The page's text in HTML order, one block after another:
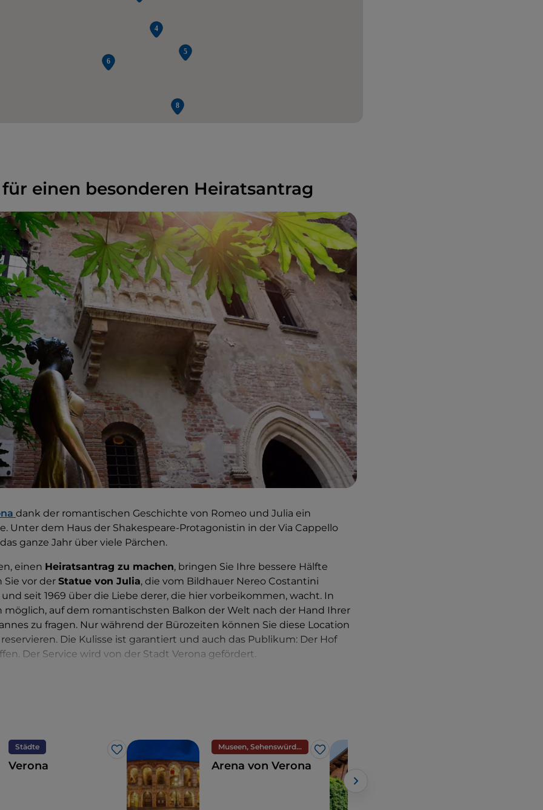
einen besonderen Heiratsantrag
dank der romantischen Geschichte von Romeo und Julia ein
Unter dem Haus der Shakespeare-Protagonistin in der Via Cappello
ganze Jahr über viele Pärchen.
einen Heiratsantrag zu machen, bringen Sie Ihre bessere Hälfte
vor der Statue von Julia, die vom Bildhauer Nereo Costantini
seit 1969 über die Liebe derer, die hier vorbeikommen, wacht. In
möglich, auf dem romantischsten Balkon der Welt nach der Hand Ihrer
zu fragen. Nur während der Bürozeiten können Sie diese Location
Die Kulisse ist garantiert und auch das Publikum: Der Hof
Der Service wird von der Stadt Verona gefördert.
Städte
Like
Verona
Museen, Sehenswürdigkeiten und Denkmäler
Like
Arena von Verona